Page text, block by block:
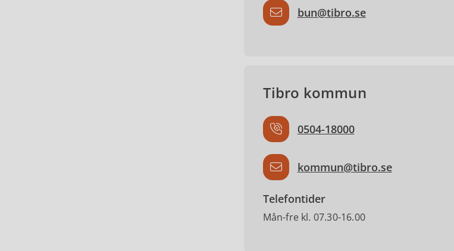
bun@tibro.se
Tibro kommun
0504-18000
kommun@tibro.se
Telefontider
Mån-fre kl. 07.30-16.00